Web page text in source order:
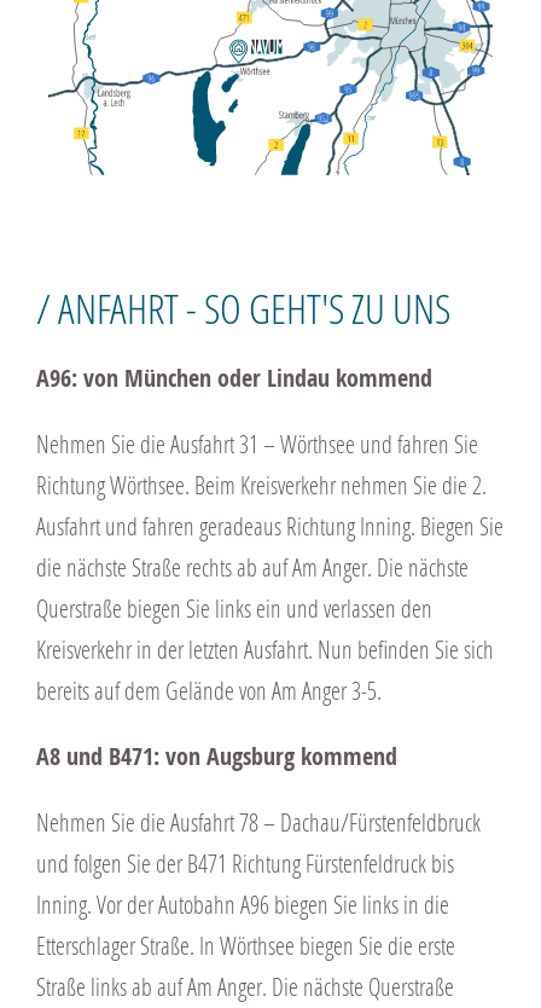
/ ANFAHRT - SO GEHT'S ZU UNS
A96: von München oder Lindau kommend
Nehmen Sie die Ausfahrt 31 – Wörthsee und fahren Sie
Richtung Wörthsee. Beim Kreisverkehr nehmen Sie die 2.
Ausfahrt und fahren geradeaus Richtung Inning. Biegen Sie
die nächste Straße rechts ab auf Am Anger. Die nächste
Querstraße biegen Sie links ein und verlassen den
Kreisverkehr in der letzten Ausfahrt. Nun befinden Sie sich
bereits auf dem Gelände von Am Anger 3-5.
A8 und B471: von Augsburg kommend
Nehmen Sie die Ausfahrt 78 – Dachau/Fürstenfeldbruck
und folgen Sie der B471 Richtung Fürstenfeldruck bis
Inning. Vor der Autobahn A96 biegen Sie links in die
Etterschlager Straße. In Wörthsee biegen Sie die erste
Straße links ab auf Am Anger. Die nächste Querstraße